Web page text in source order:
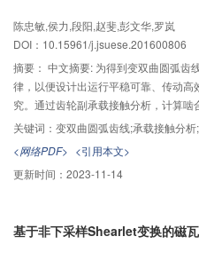
粒作用下系统提升性能较高，且不同径
心线。
陈忠敏,侯力,段阳,赵斐,彭文华,罗岚
DOI：10.15961/j.jsuese.201600806
摘要： 中文摘要: 为得到变双曲圆弧齿
律，以便设计出运行平稳可靠、传动
究。通过齿轮副承载接触分析，计算
激励，并依据啮合冲击计算模型得到啮
CHATT的12自由度的弯扭轴多因素耦
含上述3种内部激励的振动微分方程组
化后的方程组求解，对比主动轮和从动
数值解，结果表明：主动轮和从动轮
径、负载转矩和输入转速等3个参数变
关键词： 变双曲圆弧齿线;承载接触分
<网络PDF> <引用本文>
更新时间： 2023-11-14
基于非下采样Shearlet变换的磁